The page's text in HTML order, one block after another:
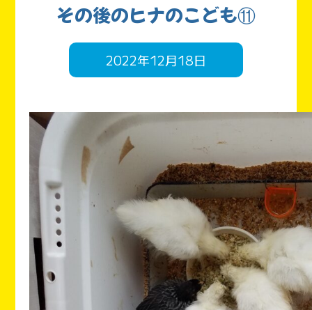
その後のヒナのこども⑪
2022年12月18日